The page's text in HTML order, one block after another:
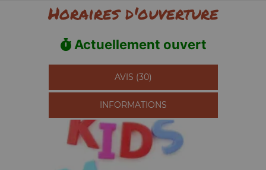
Horaires d'ouverture
Actuellement ouvert
AVIS (30)
INFORMATIONS